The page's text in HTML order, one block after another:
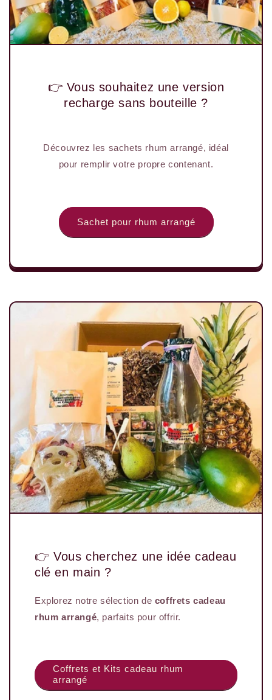
👉 Vous souhaitez une version
recharge sans bouteille ?
Découvrez les sachets rhum arrangé, idéal
pour remplir votre propre contenant.
Sachet pour rhum arrangé
👉 Vous cherchez une idée cadeau
clé en main ?
Explorez notre sélection de coffrets cadeau
rhum arrangé, parfaits pour offrir.
Coffrets et Kits cadeau rhum
arrangé